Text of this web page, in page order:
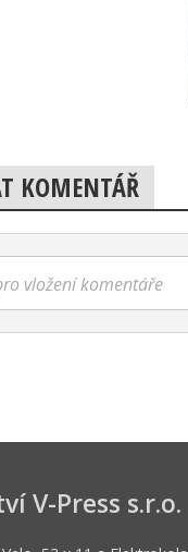
KOMENTÁŘ
vložení komentáře
V-Press s.r.o.